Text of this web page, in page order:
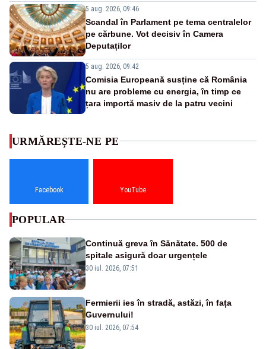
5 aug. 2026, 09:46
Scandal în Parlament pe tema centralelor
pe cărbune. Vot decisiv în Camera
Deputaților
5 aug. 2026, 09:42
Comisia Europeană susține că România
nu are probleme cu energia, în timp ce
țara importă masiv de la patru vecini
URMĂREȘTE-NE PE
Facebook YouTube
POPULAR
Continuă greva în Sănătate. 500 de
spitale asigură doar urgențele
30 iul. 2026, 07:51
Fermierii ies în stradă, astăzi, în fața
Guvernului!
30 iul. 2026, 07:54